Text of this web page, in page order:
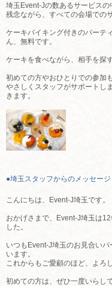
埼玉Event-Jの数あるサービスの
残念ながら、すべての会場での
ケーキバイキング付きのパーテ
ん、無料です。
ケーキを食べながら、相手を探
初めての方やおひとりでの参加
やさしくスタッフがサポートし
きます。
●埼玉スタッフからのメッセージ
こんにちは、Event-J埼玉です。
おかげさまで、Event-J埼玉は
した。
いつもEvent-J埼玉のお見合い
います。
これからもご愛顧のほど、よろ
初めての方は、ぜひ一度いらし